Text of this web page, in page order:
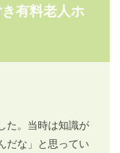
有料老人ホ
た。当時は知識が
だな」と思ってい